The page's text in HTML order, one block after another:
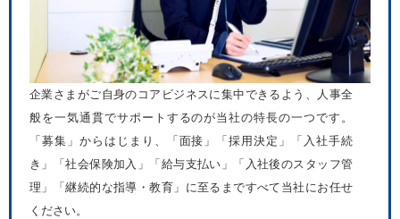
企業さまがご自身のコアビジネスに集中できるよう、人事全
般を一気通貫でサポートするのが当社の特長の一つです。
「募集」からはじまり、「面接」「採用決定」「入社手続
き」「社会保険加入」「給与支払い」「入社後のスタッフ管
理」「継続的な指導・教育」に至るまですべて当社にお任せ
ください。